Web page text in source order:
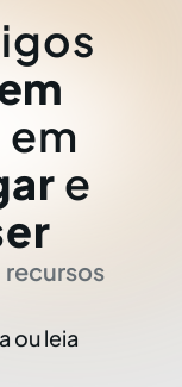
em
e
recursos
ou leia